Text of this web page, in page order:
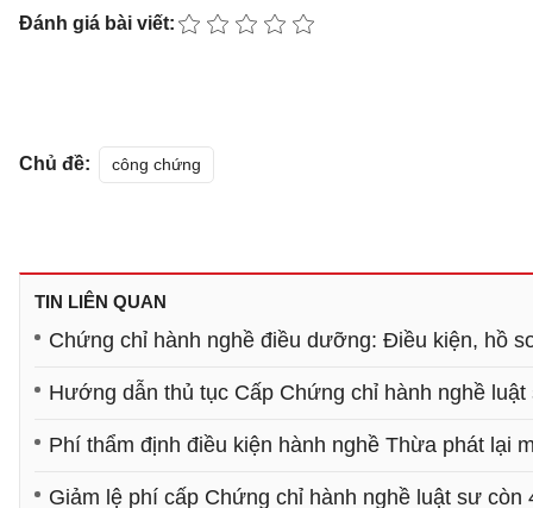
Đánh giá bài viết:
Chủ đề: công chứng
TIN LIÊN QUAN
Chứng chỉ hành nghề điều dưỡng: Điều kiện, hồ
Hướng dẫn thủ tục Cấp Chứng chỉ hành nghề luật
Phí thẩm định điều kiện hành nghề Thừa phát lại
Giảm lệ phí cấp Chứng chỉ hành nghề luật sư còn